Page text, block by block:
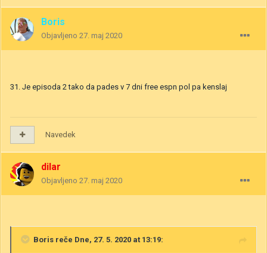
Boris
Objavljeno 27. maj 2020
31. Je episoda 2 tako da pades v 7 dni free espn pol pa kenslaj
Navedek
dilar
Objavljeno 27. maj 2020
Boris reče Dne, 27. 5. 2020 at 13:19: